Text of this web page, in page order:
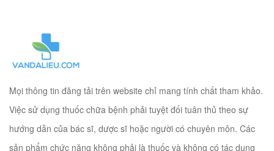
Mọi thông tin đăng tải trên website chỉ mang tính chất tham khảo.
Việc sử dụng thuốc chữa bệnh phải tuyệt đối tuân thủ theo sự
hướng dẫn của bác sĩ, dược sĩ hoặc người có chuyên môn. Các
sản phẩm chức năng không phải là thuốc và không có tác dụng